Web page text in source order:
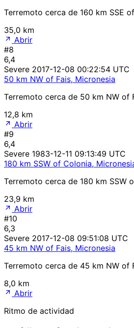
Terremoto cerca de 160 km SSE
35,0 km
Abrir
#8
6,4
Severe 2017-12-08 00:22:54 UTC
50 km NW of Fais, Micronesia
Terremoto cerca de 50 km NW of
12,8 km
Abrir
#9
6,4
Severe 1983-12-11 09:13:49 UTC
180 km SSW of Colonia,
Terremoto cerca de 180 km SSW
23,9 km
Abrir
#10
6,3
Severe 2017-12-08 09:51:08 UTC
45 km NW of Fais, Micronesia
Terremoto cerca de 45 km NW of
8,0 km
Abrir
Ritmo de actividad